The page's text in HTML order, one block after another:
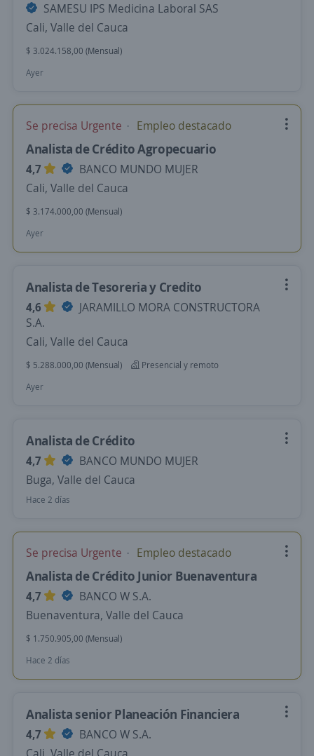
SAMESU IPS Medicina Laboral SAS
Cali, Valle del Cauca
$ 3.024.158,00 (Mensual)
Ayer
Se precisa Urgente Empleo destacado
Analista de Crédito Agropecuario
4,7
BANCO MUNDO MUJER
Cali, Valle del Cauca
$ 3.174.000,00 (Mensual)
Ayer
Analista de Tesoreria y Credito
4,6
JARAMILLO MORA CONSTRUCTORA
S.A.
Cali, Valle del Cauca
$ 5.288.000,00 (Mensual)
Presencial y remoto
Ayer
Analista de Crédito
4,7
BANCO MUNDO MUJER
Buga, Valle del Cauca
Hace 2 días
Se precisa Urgente Empleo destacado
Analista de Crédito Junior Buenaventura
4,7
BANCO W S.A.
Buenaventura, Valle del Cauca
$ 1.750.905,00 (Mensual)
Hace 2 días
Analista senior Planeación Financiera
4,7
BANCO W S.A.